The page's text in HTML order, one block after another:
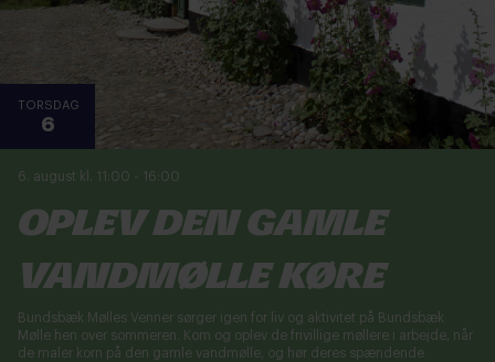
TORSDAG
6
6. august kl. 11:00 - 16:00
Oplev den gamle
vandmølle køre
Bundsbæk Mølles Venner sørger igen for liv og aktivitet på Bundsbæk
Mølle hen over sommeren. Kom og oplev de frivillige møllere i arbejde, når
de maler korn på den gamle vandmølle, og hør deres spændende